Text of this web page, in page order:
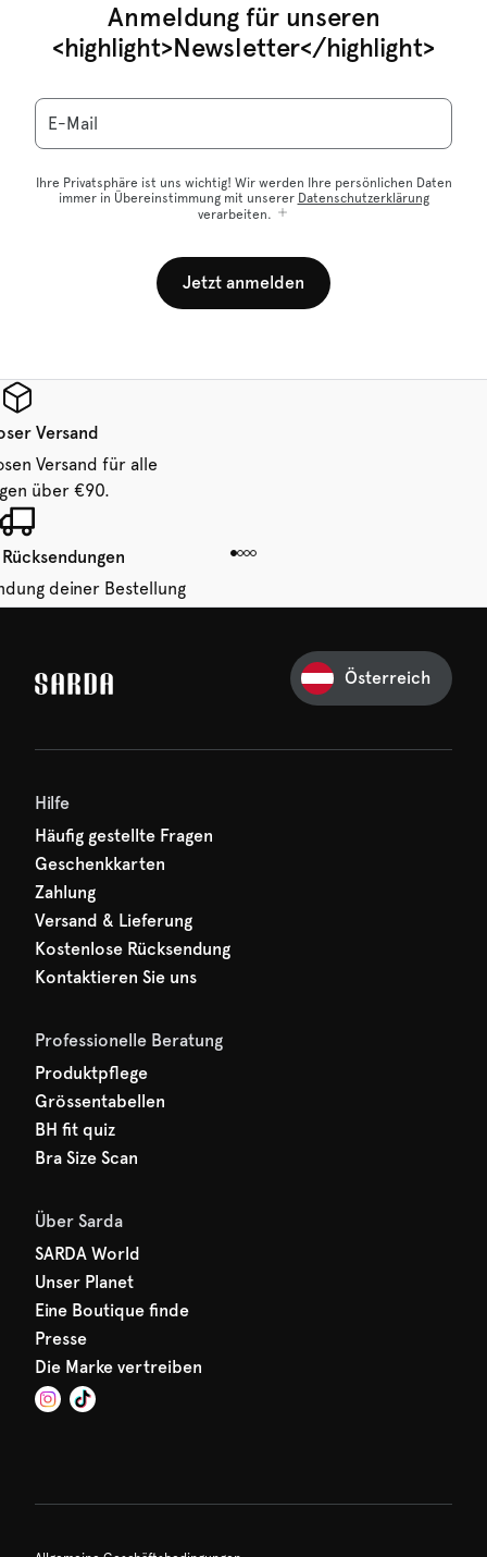
Anmeldung für unseren
<highlight>Newsletter</highlight>
E-Mail
Ihre Privatsphäre ist uns wichtig! Wir werden Ihre persönlichen Daten
immer in Übereinstimmung mit unserer Datenschutzerklärung
verarbeiten.
Jetzt anmelden
Versand
Versand für alle
über €90.
deiner Bestellung
14 Tagen.
erste Bestellung
Österreich
Hilfe
Häufig gestellte Fragen
Geschenkkarten
Zahlung
Versand & Lieferung
Kostenlose Rücksendung
Kontaktieren Sie uns
Professionelle Beratung
Produktpflege
Grössentabellen
BH fit quiz
Bra Size Scan
Über Sarda
SARDA World
Unser Planet
Eine Boutique finde
Presse
Die Marke vertreiben